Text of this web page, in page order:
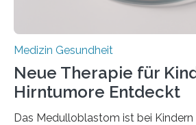
Medizin Gesundheit
Neue Therapie für
Hirntumore Entdeckt
Das Medulloblastom ist bei